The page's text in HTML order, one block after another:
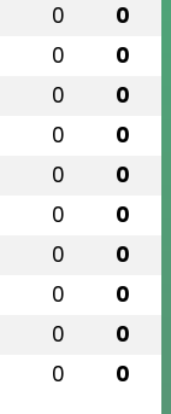
0 0
0 0
0 0
0 0
0 0
0 0
0 0
0 0
0 0
0 0